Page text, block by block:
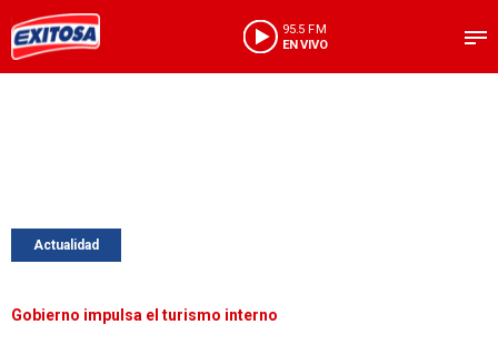
95.5 FM
EN VIVO
Actualidad
Gobierno impulsa el turismo interno